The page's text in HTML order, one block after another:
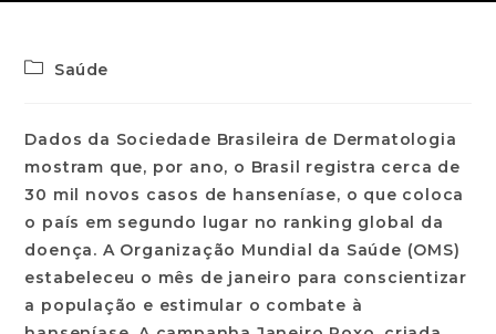
Saúde
Dados da Sociedade Brasileira de Dermatologia
mostram que, por ano, o Brasil registra cerca de
30 mil novos casos de hanseníase, o que coloca
o país em segundo lugar no ranking global da
doença. A Organização Mundial da Saúde (OMS)
estabeleceu o mês de janeiro para conscientizar
a população e estimular o combate à